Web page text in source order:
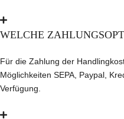
WELCHE
Für die Zahlung der
Möglichkeiten SEPA, Paypal,
Verfügung.